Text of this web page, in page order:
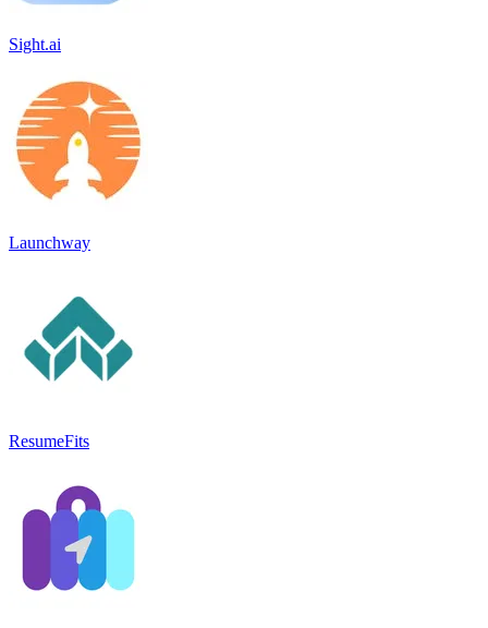
Sight.ai
Launchway
ResumeFits